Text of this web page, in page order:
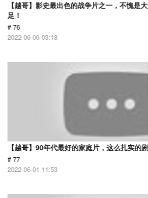
【越哥】影史最出色的战争片之一，不愧是
足！
# 76
2022-06-06 03:18
【越哥】90年代最好的家庭片，这么扎实的
# 77
2022-06-01 11:53